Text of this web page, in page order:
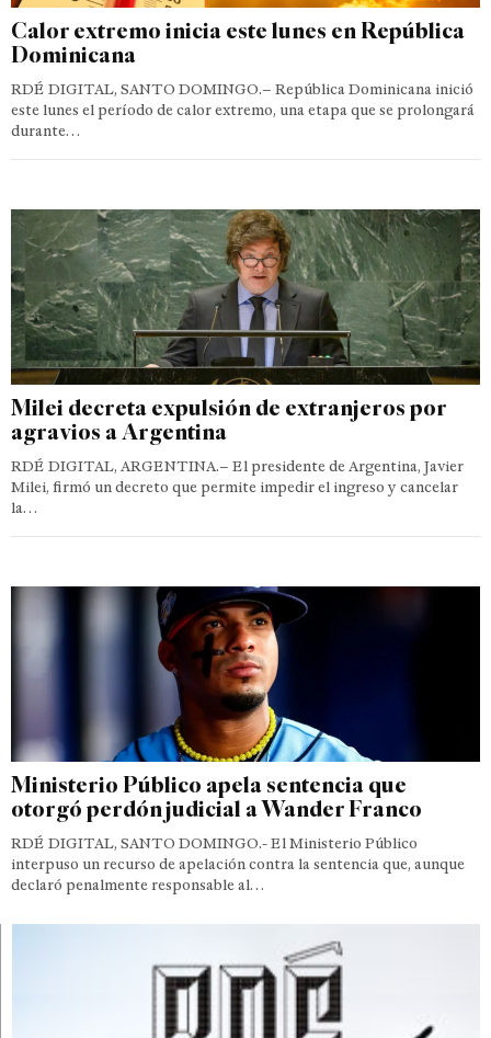
Calor extremo inicia este lunes en República
Dominicana
RDÉ DIGITAL, SANTO DOMINGO.– República Dominicana inició
este lunes el período de calor extremo, una etapa que se prolongará
durante…
Milei decreta expulsión de extranjeros por
agravios a Argentina
RDÉ DIGITAL, ARGENTINA.– El presidente de Argentina, Javier
Milei, firmó un decreto que permite impedir el ingreso y cancelar
la…
Ministerio Público apela sentencia que
otorgó perdón judicial a Wander Franco
RDÉ DIGITAL, SANTO DOMINGO.- El Ministerio Público
interpuso un recurso de apelación contra la sentencia que, aunque
declaró penalmente responsable al…